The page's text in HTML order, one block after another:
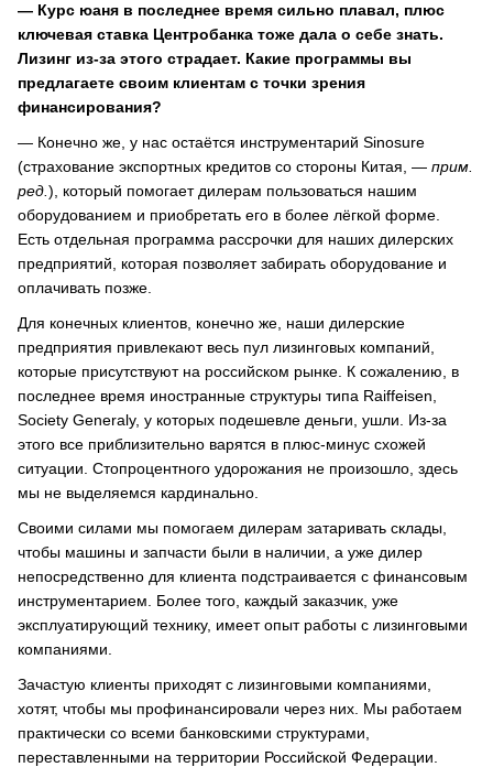
— Курс юаня в последнее время сильно плавал, плюс
ключевая ставка Центробанка тоже дала о себе знать.
Лизинг из-за этого страдает. Какие программы вы
предлагаете своим клиентам с точки зрения
финансирования?
— Конечно же, у нас остаётся инструментарий Sinosure
(страхование экспортных кредитов со стороны Китая, — прим.
ред. ), который помогает дилерам пользоваться нашим
оборудованием и приобретать его в более лёгкой форме.
Есть отдельная программа рассрочки для наших дилерских
предприятий, которая позволяет забирать оборудование и
оплачивать позже.
Для конечных клиентов, конечно же, наши дилерские
предприятия привлекают весь пул лизинговых компаний,
которые присутствуют на российском рынке. К сожалению, в
последнее время иностранные структуры типа Raiffeisen,
Society Generaly, у которых подешевле деньги, ушли. Из-за
этого все приблизительно варятся в плюс-минус схожей
ситуации. Стопроцентного удорожания не произошло, здесь
мы не выделяемся кардинально.
Своими силами мы помогаем дилерам затаривать склады,
чтобы машины и запчасти были в наличии, а уже дилер
непосредственно для клиента подстраивается с финансовым
инструментарием. Более того, каждый заказчик, уже
эксплуатирующий технику, имеет опыт работы с лизинговыми
компаниями.
Зачастую клиенты приходят с лизинговыми компаниями,
хотят, чтобы мы профинансировали через них. Мы работаем
практически со всеми банковскими структурами,
переставленными на территории Российской Федерации.